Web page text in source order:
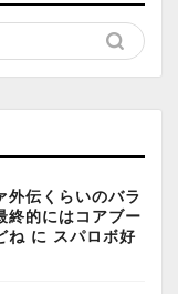
外伝くらいのバラ
的にはコアブー
ね に スパロボ好